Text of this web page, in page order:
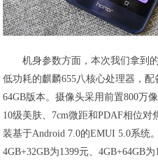
机身参数方面，本次我们拿到
低功耗的麒麟655八核心处理器，
64GB版本。摄像头采用前置800万
10级美肤、7cm微距和PDAF相位
装基于Android 7.0的EMUI 5.0系统
4GB+32GB为1399元、4GB+64GB为